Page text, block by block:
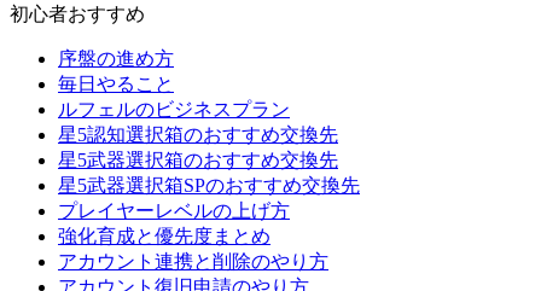
初心者おすすめ
序盤の進め方
毎日やること
ルフェルのビジネスプラン
星5認知選択箱のおすすめ交換先
星5武器選択箱のおすすめ交換先
星5武器選択箱SPのおすすめ交換先
プレイヤーレベルの上げ方
強化育成と優先度まとめ
アカウント連携と削除のやり方
アカウント復旧申請のやり方